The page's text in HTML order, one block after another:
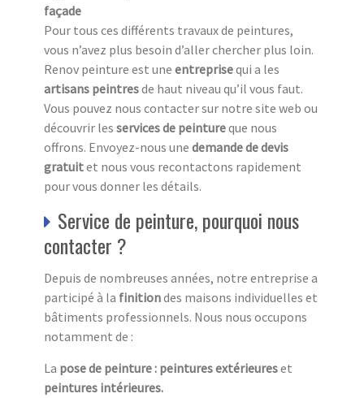
façade
Pour tous ces différents travaux de peintures,
vous n’avez plus besoin d’aller chercher plus loin.
Renov peinture est une entreprisequi a les
artisans peintresde haut niveau qu’il vous faut.
Vous pouvez nous contacter sur notre site web ou
découvrir les services de peintureque nous
offrons. Envoyez-nous une demande de devis
gratuitet nous vous recontactons rapidement
pour vous donner les détails.
Service de peinture, pourquoi nous
contacter ?
Depuis de nombreuses années, notre entreprise a
participé à la finitiondes maisons individuelles et
bâtiments professionnels. Nous nous occupons
notamment de :
La pose de peinture : peintures extérieureset
peintures intérieures.